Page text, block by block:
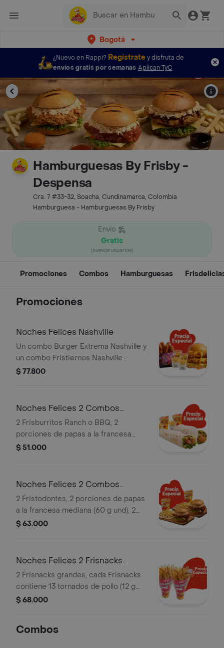
Bogotá
¿Nuevo en Rappi? Regístratey disfruta de
envíos gratis por semanas Aplican TyC
Hamburguesas By Frisby -
Despensa
Cra. 7 #33-32, Soacha, Cundinamarca, Colombia
Hamburguesa - Hamburguesas By Frisby
Envío
Gratis
(nuevos usuarios)
Promociones Combos Hamburguesas
Promociones
Noches Felices Nashville
Un combo Burger Extrema Nashville y
un combo Fristiernos Nashville
(imagen de producto corresponde a
$ 77.800
Noches Felices 2 Combos
Frisburritos
2 Frisburritos Ranch o BBQ, 2
porciones de papas a la francesa
mediana (60 g und) y 2 gaseosas (325
$ 51.000
Noches Felices 2 Combos
Fristodontes
2 Fristodontes, 2 porciones de papas
a la francesa mediana (60 g und), 2
gaseosas (325 ml und). Escoge entre
$ 63.000
Noches Felices 2 Frisnacks
grandes en ca
2 Frisnacks grandes, cada Frisnacks
contiene 13 tornados de pollo (12 g
und), papas a la francesa grande (100
$ 68.000
Combos